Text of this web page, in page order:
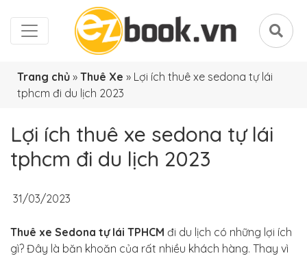
Trang chủ » Thuê Xe » Lợi ích thuê xe sedona tự lái
tphcm đi du lịch 2023
Lợi ích thuê xe sedona tự lái
tphcm đi du lịch 2023
31/03/2023
Thuê xe Sedona tự lái TPHCM đi du lịch có những lợi ích
gì? Đây là băn khoăn của rất nhiều khách hàng. Thay vì